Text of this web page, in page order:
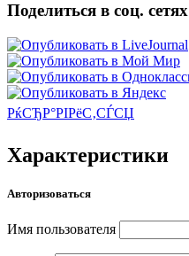
Поделиться в соц. сетях
РќСЂР°РІРёС‚СЃСЏ
Характеристики
Авторизоваться
Имя пользователя